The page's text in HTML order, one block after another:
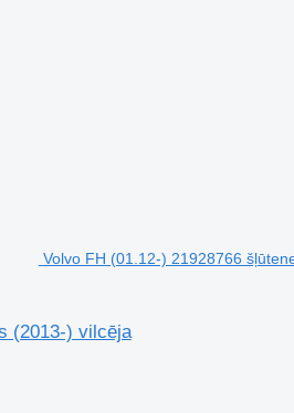
Volvo FH (01.12-) 21928766
(2013-) vilcēja